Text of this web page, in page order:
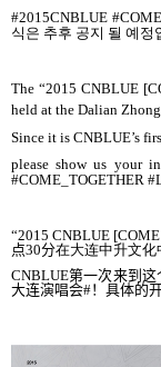
#2015CNBLUE
식은 추후 공지 될 예정
The “2015 CNBLUE
held at the Dalian
Since it is CNBLUE’s
please show us your
#COME_TOGETHER
“2015 CNBLUE
点30分在大连中升文化
CNBLUE第一次来到这
大连演唱会#！ 具体的